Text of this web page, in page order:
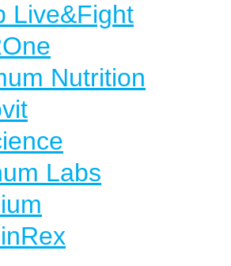
Live&Fight
Nutrition
Labs